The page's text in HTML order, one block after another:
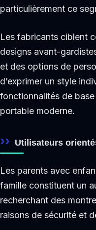
particulièrement ce
Les fabricants ciblent
designs avant-
et des options de
d’exprimer un style
fonctionnalités de
portable moderne.
Utilisateurs
Les parents avec
famille constituent un
recherchant des
raisons de sécurité et